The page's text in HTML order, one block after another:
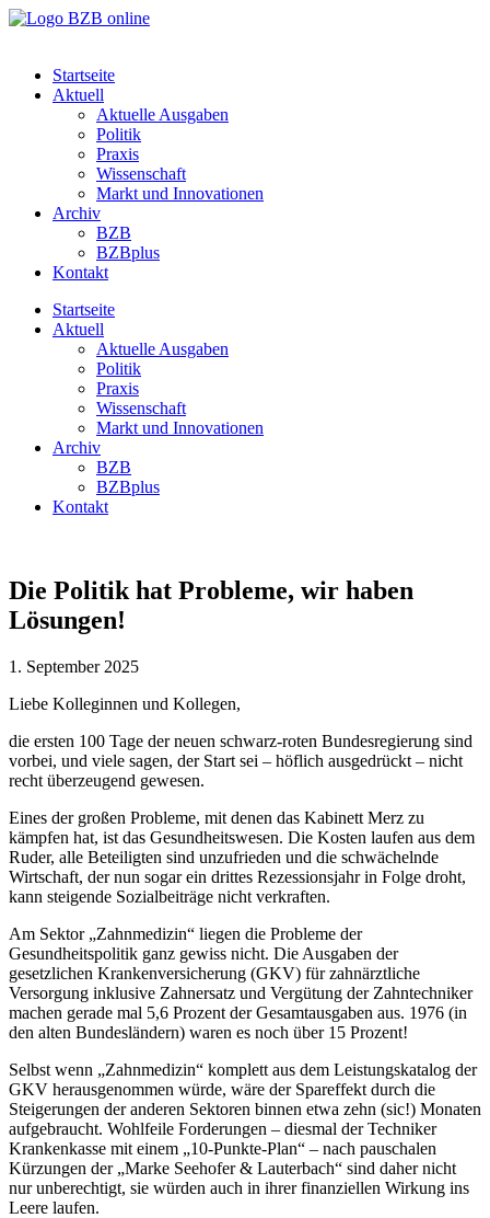
Startseite
Aktuell
Aktuelle Ausgaben
Politik
Praxis
Wissenschaft
Markt und Innovationen
Archiv
BZB
BZBplus
Kontakt
Startseite
Aktuell
Aktuelle Ausgaben
Politik
Praxis
Wissenschaft
Markt und Innovationen
Archiv
BZB
BZBplus
Kontakt
Die Politik hat Probleme, wir haben
Lösungen!
1. September 2025
Liebe Kolleginnen und Kollegen,
die ersten 100 Tage der neuen schwarz-roten Bundesregierung sind
vorbei, und viele sagen, der Start sei – höflich ausgedrückt – nicht
recht überzeugend gewesen.
Eines der großen Probleme, mit denen das Kabinett Merz zu
kämpfen hat, ist das Gesundheitswesen. Die Kosten laufen aus dem
Ruder, alle Beteiligten sind unzufrieden und die schwächelnde
Wirtschaft, der nun sogar ein drittes Rezessionsjahr in Folge droht,
kann steigende Sozialbeiträge nicht verkraften.
Am Sektor „Zahnmedizin“ liegen die Probleme der
Gesundheitspolitik ganz gewiss nicht. Die Ausgaben der
gesetzlichen Krankenversicherung (GKV) für zahnärztliche
Versorgung inklusive Zahnersatz und Vergütung der Zahntechniker
machen gerade mal 5,6 Prozent der Gesamtausgaben aus. 1976 (in
den alten Bundesländern) waren es noch über 15 Prozent!
Selbst wenn „Zahnmedizin“ komplett aus dem Leistungskatalog der
GKV herausgenommen würde, wäre der Spareffekt durch die
Steigerungen der anderen Sektoren binnen etwa zehn (sic!) Monaten
aufgebraucht. Wohlfeile Forderungen – diesmal der Techniker
Krankenkasse mit einem „10-Punkte-Plan“ – nach pauschalen
Kürzungen der „Marke Seehofer & Lauterbach“ sind daher nicht
nur unberechtigt, sie würden auch in ihrer finanziellen Wirkung ins
Leere laufen.